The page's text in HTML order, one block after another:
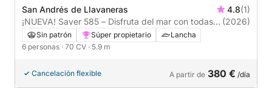
San Andrés de Llavaneras 4.8(1)
¡NUEVA! Saver 585 – Disfruta del mar con todas
las comodidades
(2026)
Sin patrón Súper propietario
Lancha
6 personas · 70 CV · 5.9 m
Cancelación flexible A partir de 380 € /día